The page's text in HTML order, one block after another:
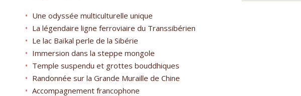
Une odyssée multiculturelle unique
La légendaire ligne ferroviaire du Transsibérien
Le lac Baïkal perle de la Sibérie
Immersion dans la steppe mongole
Temple suspendu et grottes bouddhiques
Randonnée sur la Grande Muraille de Chine
Accompagnement francophone